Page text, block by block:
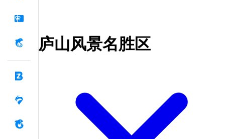
庐山风景名胜区